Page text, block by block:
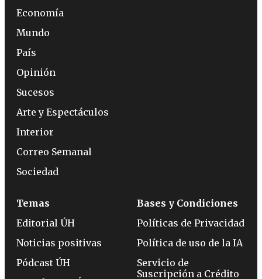
Economía
Mundo
País
Opinión
Sucesos
Arte y Espectáculos
Interior
Correo Semanal
Sociedad
Temas
Editorial ÚH
Noticias positivas
Pódcast ÚH
Bases y Condiciones
Políticas de Privacidad
Política de uso de la IA
Servicio de
Suscripción a Crédito